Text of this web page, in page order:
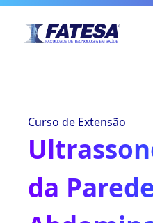
Curso de Extensão
da